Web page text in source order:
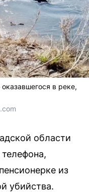
в реке,
области
из
убийства.